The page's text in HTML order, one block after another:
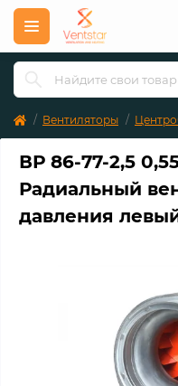
Вентиляторы
ВР 86-77-2,5
Радиальный
давления